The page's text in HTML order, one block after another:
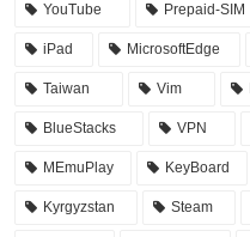
YouTube Prepaid-SIM
iPad MicrosoftEdge
Taiwan Vim
BlueStacks VPN
MEmuPlay KeyBoard
Kyrgyzstan Steam